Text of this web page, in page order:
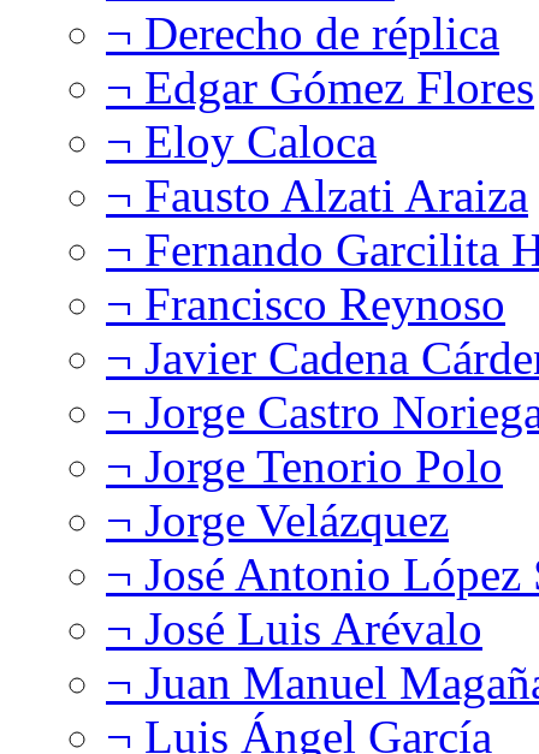
¬ Derecho de réplica
¬ Edgar Gómez Flores
¬ Eloy Caloca
¬ Fausto Alzati Araiza
¬ Fernando Garcilita
¬ Francisco Reynoso
¬ Javier Cadena
¬ Jorge Castro
¬ Jorge Tenorio Polo
¬ Jorge Velázquez
¬ José Antonio López
¬ José Luis Arévalo
¬ Juan Manuel
¬ Luis Ángel García